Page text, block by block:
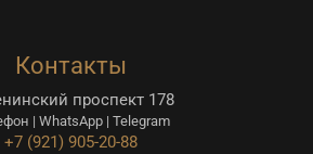
Контакты
проспект 178
| WhatsApp | Telegram
+7 (921) 905-20-88